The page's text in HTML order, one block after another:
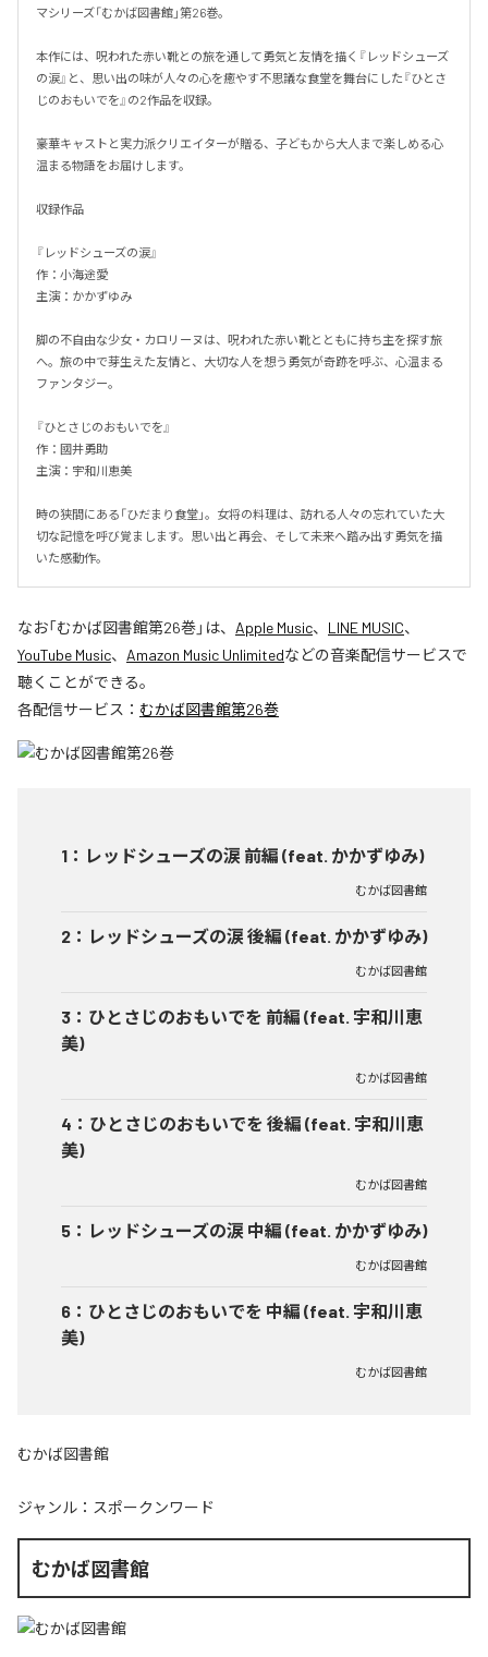
マシリーズ「むかば図書館」第26巻。
本作には、呪われた赤い靴との旅を通して勇気と友情を描く『レッドシューズ
の涙』と、思い出の味が人々の心を癒やす不思議な食堂を舞台にした『ひとさ
じのおもいでを』の2作品を収録。
豪華キャストと実力派クリエイターが贈る、子どもから大人まで楽しめる心
温まる物語をお届けします。
収録作品
『レッドシューズの涙』
作：小海途愛
主演：かかずゆみ
脚の不自由な少女・カロリーヌは、呪われた赤い靴とともに持ち主を探す旅
へ。旅の中で芽生えた友情と、大切な人を想う勇気が奇跡を呼ぶ、心温まる
ファンタジー。
『ひとさじのおもいでを』
作：國井勇助
主演：宇和川恵美
時の狭間にある「ひだまり食堂」。女将の料理は、訪れる人々の忘れていた大
切な記憶を呼び覚まします。思い出と再会、そして未来へ踏み出す勇気を描
いた感動作。
なお「むかば図書館第26巻」は、 Apple Music、 LINE MUSIC、
YouTube Music、 Amazon Music Unlimitedなどの音楽配信サービスで
聴くことができる。
各配信サービス： むかば図書館第26巻
1 ： レッドシューズの涙 前編 (feat. かかずゆみ)
むかば図書館
2 ： レッドシューズの涙 後編 (feat. かかずゆみ)
むかば図書館
3 ： ひとさじのおもいでを 前編 (feat. 宇和川恵
美)
むかば図書館
4 ： ひとさじのおもいでを 後編 (feat. 宇和川恵
美)
むかば図書館
5 ： レッドシューズの涙 中編 (feat. かかずゆみ)
むかば図書館
6 ： ひとさじのおもいでを 中編 (feat. 宇和川恵
美)
むかば図書館
むかば図書館
ジャンル： スポークンワード
むかば図書館